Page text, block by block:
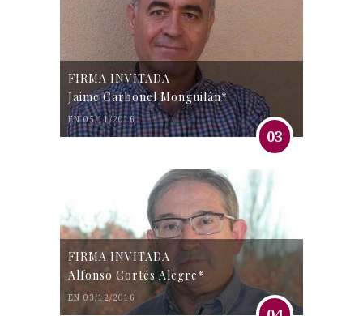
FIRMA INVITADA
Jaime Carbonel Monguilán*
EN 05/11/2016
03
FIRMA INVITADA
Alfonso Cortés Alegre*
EN 03/12/2016